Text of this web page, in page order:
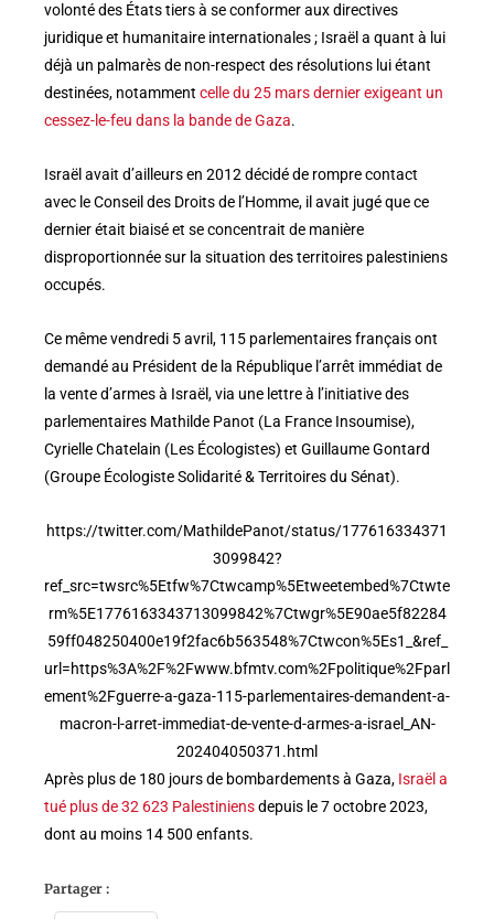
volonté des États tiers à se conformer aux directives
juridique et humanitaire internationales ; Israël a quant à lui
déjà un palmarès de non-respect des résolutions lui étant
destinées, notamment celle du 25 mars dernier exigeant un
cessez-le-feu dans la bande de Gaza.
Israël avait d’ailleurs en 2012 décidé de rompre contact
avec le Conseil des Droits de l’Homme, il avait jugé que ce
dernier était biaisé et se concentrait de manière
disproportionnée sur la situation des territoires palestiniens
occupés.
Ce même vendredi 5 avril, 115 parlementaires français ont
demandé au Président de la République l’arrêt immédiat de
la vente d’armes à Israël, via une lettre à l’initiative des
parlementaires Mathilde Panot (La France Insoumise),
Cyrielle Chatelain (Les Écologistes) et Guillaume Gontard
(Groupe Écologiste Solidarité & Territoires du Sénat).
https://twitter.com/MathildePanot/status/177616334371
3099842?
ref_src=twsrc%5Etfw%7Ctwcamp%5Etweetembed%7Ctwte
rm%5E1776163343713099842%7Ctwgr%5E90ae5f82284
59ff048250400e19f2fac6b563548%7Ctwcon%5Es1_&ref_
url=https%3A%2F%2Fwww.bfmtv.com%2Fpolitique%2Fparl
ement%2Fguerre-a-gaza-115-parlementaires-demandent-a-
macron-l-arret-immediat-de-vente-d-armes-a-israel_AN-
202404050371.html
Après plus de 180 jours de bombardements à Gaza, Israël a
tué plus de 32 623 Palestiniensdepuis le 7 octobre 2023,
dont au moins 14 500 enfants.
Partager :